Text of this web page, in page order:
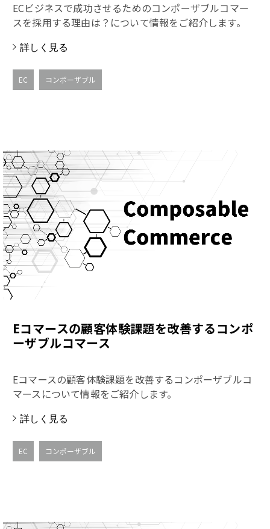
ECビジネスで成功させるためのコンポーザブルコマー
スを採用する理由は？について情報をご紹介します。
詳しく見る
EC コンポーザブル
Eコマースの顧客体験課題を改善するコンポ
ーザブルコマース
Eコマースの顧客体験課題を改善するコンポーザブルコ
マースについて情報をご紹介します。
詳しく見る
EC コンポーザブル